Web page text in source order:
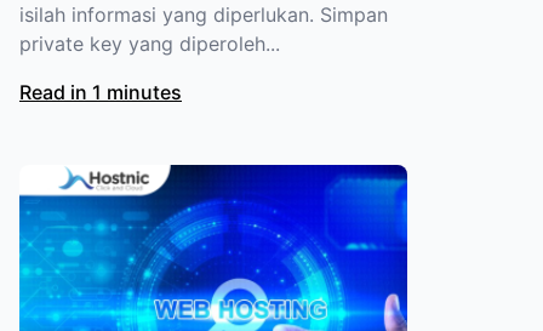
isilah informasi yang diperlukan. Simpan
private key yang diperoleh...
Read in 1 minutes